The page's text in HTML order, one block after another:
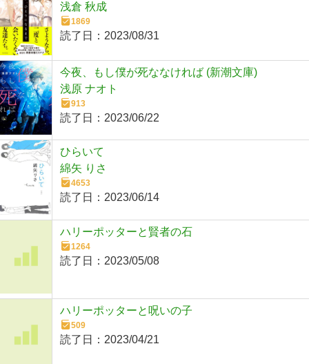
浅倉 秋成
1869
読了日： 2023/08/31
今夜、もし僕が死ななければ (新潮文庫)
浅原 ナオト
913
読了日： 2023/06/22
ひらいて
綿矢 りさ
4653
読了日： 2023/06/14
ハリーポッターと賢者の石
1264
読了日： 2023/05/08
ハリーポッターと呪いの子
509
読了日： 2023/04/21